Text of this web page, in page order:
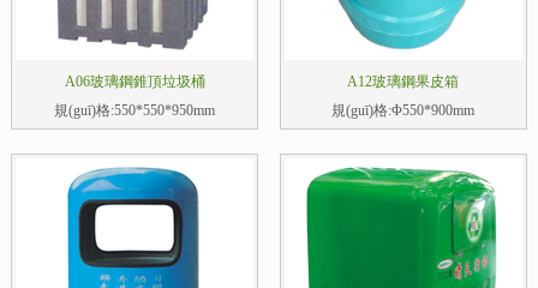
A06玻璃鋼錐頂垃圾桶
規(guī)格:550*550*950mm
A12玻璃鋼果皮箱
規(guī)格:Φ550*900mm